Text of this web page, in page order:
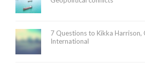
7 Questions to Kikka Harrison,
International